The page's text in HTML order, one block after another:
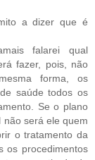
a dizer que é
falarei qual
fazer, pois, não
forma, os
saúde todos os
Se o plano
será ele quem
o tratamento da
os procedimentos